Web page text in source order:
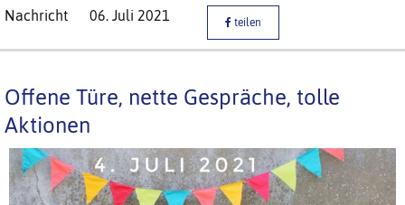
Nachricht 06. Juli 2021 teilen
Offene Türe, nette Gespräche, tolle
Aktionen